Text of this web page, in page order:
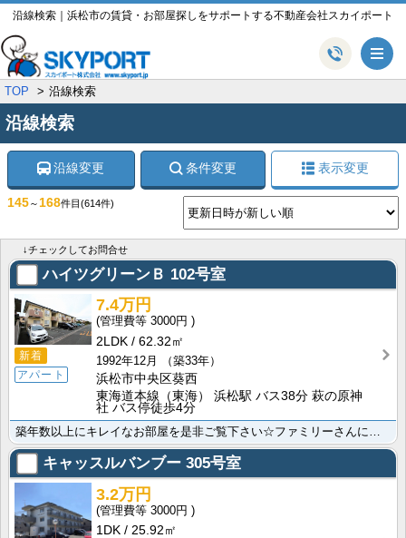
沿線検索｜浜松市の賃貸・お部屋探しをサポートする不動産会社スカイポート
TOP 沿線検索
沿線検索
沿線変更 条件変更 表示変更
145～168件目 (614件)
↓チェックしてお問合せ
ハイツグリーンＢ 102号室
新着
アパート
7.4万円
3000円
2LDK
62.32㎡
1992年12月
（築33年）
浜松市中央区葵西
東海道本線（東海） 浜松駅 バス38分 萩の原神
社 バス停徒歩4分
築年数以上にキレイなお部屋を是非ご覧下さい☆ファミリーさんにオススメのお手頃３ＤＫです！嬉しい追い焚･･･
キャッスルバンブー 305号室
3.2万円
3000円
1DK
25.92㎡